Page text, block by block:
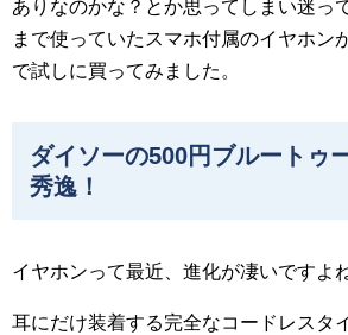
ありなのかな？とか思ってしまい迷っ
まで使っていたスマホ付属のイヤホン
で試しに買ってみました。
ダイソーの500円ブルートゥ
秀逸！
イヤホンって最近、進化が凄いですよね
耳にだけ装着する完全なコードレスタ